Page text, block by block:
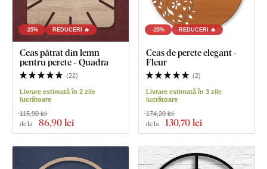
-25% REDUCERI 🔥
Ceas pătrat din lemn
pentru perete - Quadra
(22)
Livrare estimată în 2 zile
lucrătoare
de la 86,90 lei
115,90 lei
-25% REDUCERI 🔥
Ceas de perete elegant -
Fleur
(2)
Livrare estimată în 3 zile
lucrătoare
de la 130,70 lei
174,20 lei